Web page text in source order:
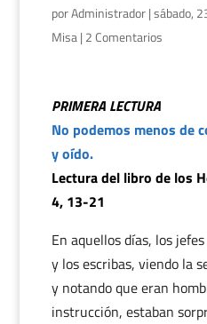
porAdministrador|sábado,
Misa| 2 Comentarios
PRIMERA LECTURA
No podemos menos de
y oído.
Lectura del libro de los
4, 13-21
En aquellos días, los
y los escribas, viendo la
y notando que eran
instrucción, estaban